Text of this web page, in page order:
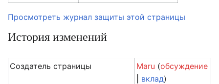
Просмотреть журнал защиты этой страницы
История изменений
Создатель страницы Maru (обсуждение
вклад)